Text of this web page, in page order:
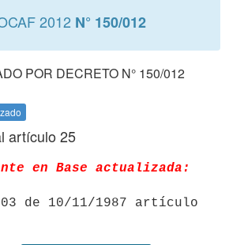
2012 N° 150/012
POR DECRETO N° 150/012
artículo 25
en Base actualizada: